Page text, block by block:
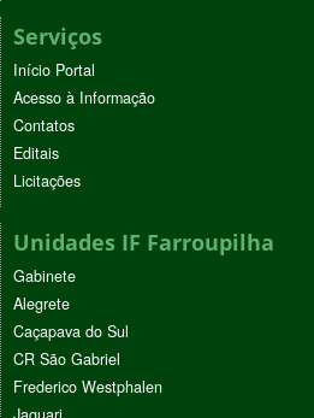
Serviços
Início Portal
Acesso à Informação
Contatos
Editais
Licitações
Unidades IF Farroupilha
Gabinete
Alegrete
Caçapava do Sul
CR São Gabriel
Frederico Westphalen